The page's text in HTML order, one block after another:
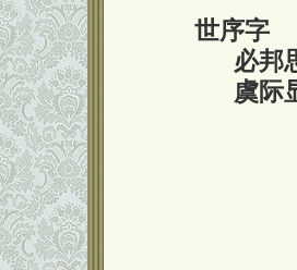
世序字
必邦
虞际